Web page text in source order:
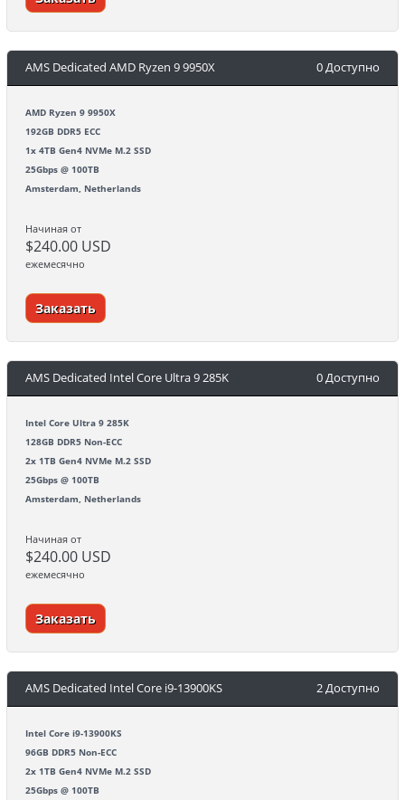
AMS Dedicated AMD Ryzen 9 9950X 0 Доступно
AMD Ryzen 9 9950X
192GB DDR5 ECC
1x 4TB Gen4 NVMe M.2 SSD
25Gbps @ 100TB
Amsterdam, Netherlands
Начиная от
$240.00 USD
ежемесячно
Заказать
AMS Dedicated Intel Core Ultra 9 285K 0 Доступно
Intel Core Ultra 9 285K
128GB DDR5 Non-ECC
2x 1TB Gen4 NVMe M.2 SSD
25Gbps @ 100TB
Amsterdam, Netherlands
Начиная от
$240.00 USD
ежемесячно
Заказать
AMS Dedicated Intel Core i9-13900KS 2 Доступно
Intel Core i9-13900KS
96GB DDR5 Non-ECC
2x 1TB Gen4 NVMe M.2 SSD
25Gbps @ 100TB